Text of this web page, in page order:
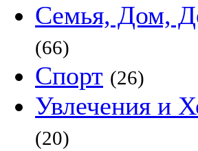
Семья, Дом,
(66)
Спорт (26)
Увлечения и
(20)